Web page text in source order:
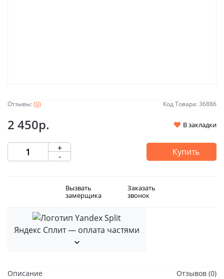
Отзывы:(0) Код Товара: 36886
2 450р. В закладки
+
- Купить
Вызвать
замерщика
Заказать
звонок
Яндекс Сплит — оплата частями
Описание Отзывов (0)